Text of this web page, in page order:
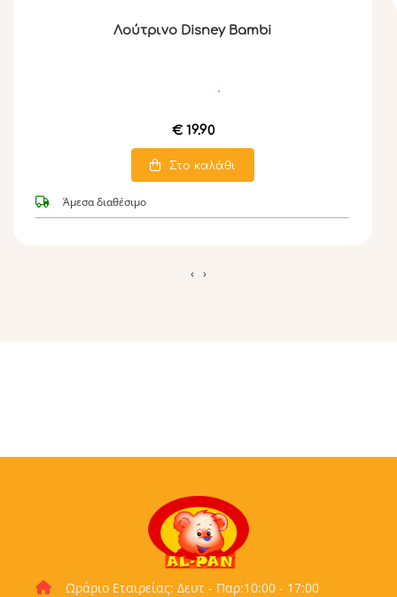
Λούτρινο Disney Βambi
€ 19.90
Στο καλάθι
Άμεσα διαθέσιμο
‹ ›
Ωράριο Εταιρείας: Δευτ - Παρ:10:00 - 17:00